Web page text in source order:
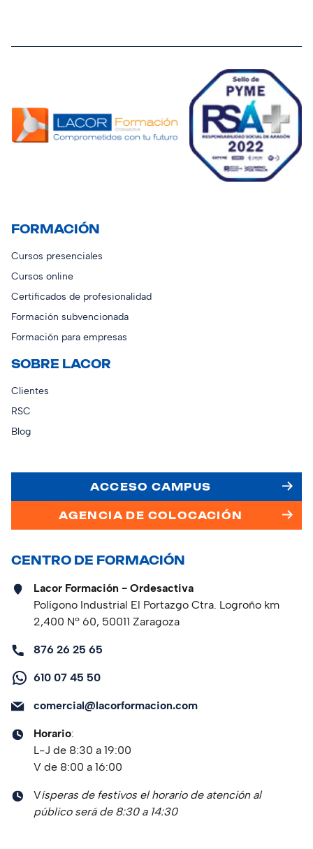
FORMACIÓN
Cursos presenciales
Cursos online
Certificados de profesionalidad
Formación subvencionada
Formación para empresas
SOBRE LACOR
Clientes
RSC
Blog
ACCESO CAMPUS
AGENCIA DE COLOCACIÓN
CENTRO DE FORMACIÓN
Lacor Formación - Ordesactiva
Polígono Industrial El Portazgo Ctra. Logroño km
2,400 Nº 60, 50011 Zaragoza
876 26 25 65
610 07 45 50
comercial@lacorformacion.com
Horario:
L-J de 8:30 a 19:00
V de 8:00 a 16:00
Vísperas de festivos el horario de atención al
público será de 8:30 a 14:30